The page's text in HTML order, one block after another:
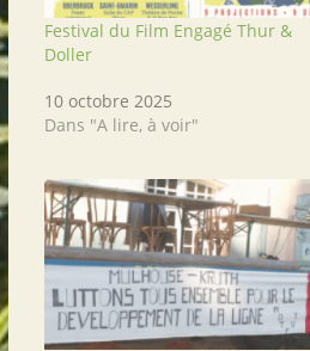
Festival du Film Engagé Thur &
Doller
10 octobre 2025
Dans "A lire, à voir"